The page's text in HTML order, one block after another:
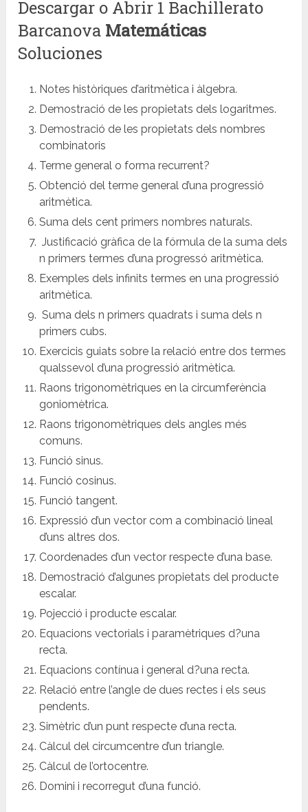
Descargar o Abrir 1 Bachillerato
Barcanova Matemáticas
Soluciones
Notes històriques d’aritmètica i àlgebra.
Demostració de les propietats dels logaritmes.
Demostració de les propietats dels nombres
combinatoris
Terme general o forma recurrent?
Obtenció del terme general d’una progressió
aritmètica.
Suma dels cent primers nombres naturals.
Justificació gràfica de la fórmula de la suma dels
n primers termes d’una progressó aritmètica.
Exemples dels infinits termes en una progressió
aritmètica.
Suma dels n primers quadrats i suma dels n
primers cubs.
Exercicis guiats sobre la relació entre dos termes
qualssevol d’una progressió aritmètica.
Raons trigonomètriques en la circumferència
goniomètrica.
Raons trigonomètriques dels angles més
comuns.
Funció sinus.
Funció cosinus.
Funció tangent.
Expressió d’un vector com a combinació lineal
d’uns altres dos.
Coordenades d’un vector respecte d’una base.
Demostració d’algunes propietats del producte
escalar.
Pojecció i producte escalar.
Equacions vectorials i paramètriques d?una
recta.
Equacions contínua i general d?una recta.
Relació entre l’angle de dues rectes i els seus
pendents.
Simètric d’un punt respecte d’una recta.
Càlcul del circumcentre d’un triangle.
Càlcul de l’ortocentre.
Domini i recorregut d’una funció.